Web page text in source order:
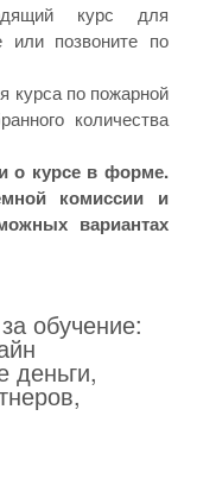
курс для
позвоните по
курса по пожарной
количества
о курсе в форме.
комиссии и
вариантах
обучение:
деньги,